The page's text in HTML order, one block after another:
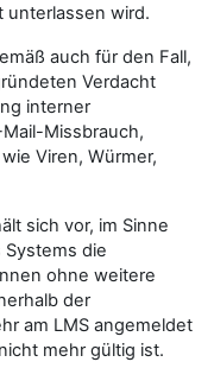
unterlassen wird.
auch für den Fall,
Verdacht
interner
Missbrauch,
Viren, Würmer,
sich vor, im Sinne
die
ohne weitere
der
am LMS angemeldet
mehr gültig ist.